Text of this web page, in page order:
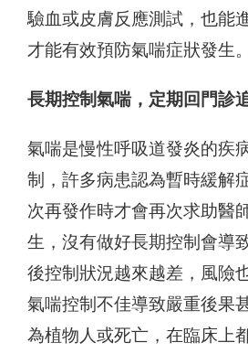
驗血或皮膚反應測試，也能
才能有效預防氣喘症狀發生。
長期控制氣喘，定期回門診
氣喘是慢性呼吸道發炎的疾
制，許多病患認為暫時緩解
次再發作時才會再次求助醫
生，沒有做好長期控制會導
後控制狀況越來越差，風險
氣喘控制不佳導致嚴重後果
為植物人或死亡，在臨床上